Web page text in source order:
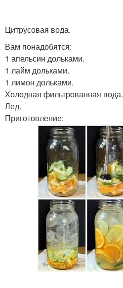
Цитрусовая вода.
Вам понадобятся:
1 апельсин дольками.
1 лайм дольками.
1 лимон дольками.
Холодная фильтрованная вода.
Лед.
Приготовление: